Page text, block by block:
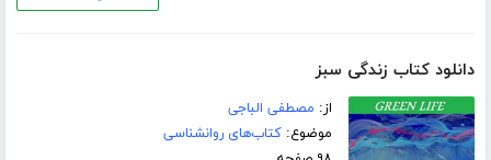
دانلود کتاب زندگی سبز
از: مصطفی الباجی
موضوع:کتاب‌های روانشناسی